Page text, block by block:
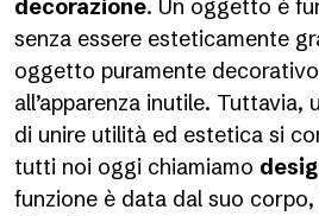
decorazione. Un oggetto è
senza essere esteticamente
oggetto puramente
all’apparenza inutile.
di unire utilità ed estetica si
tutti noi oggi chiamiamo
funzione è data dal suo